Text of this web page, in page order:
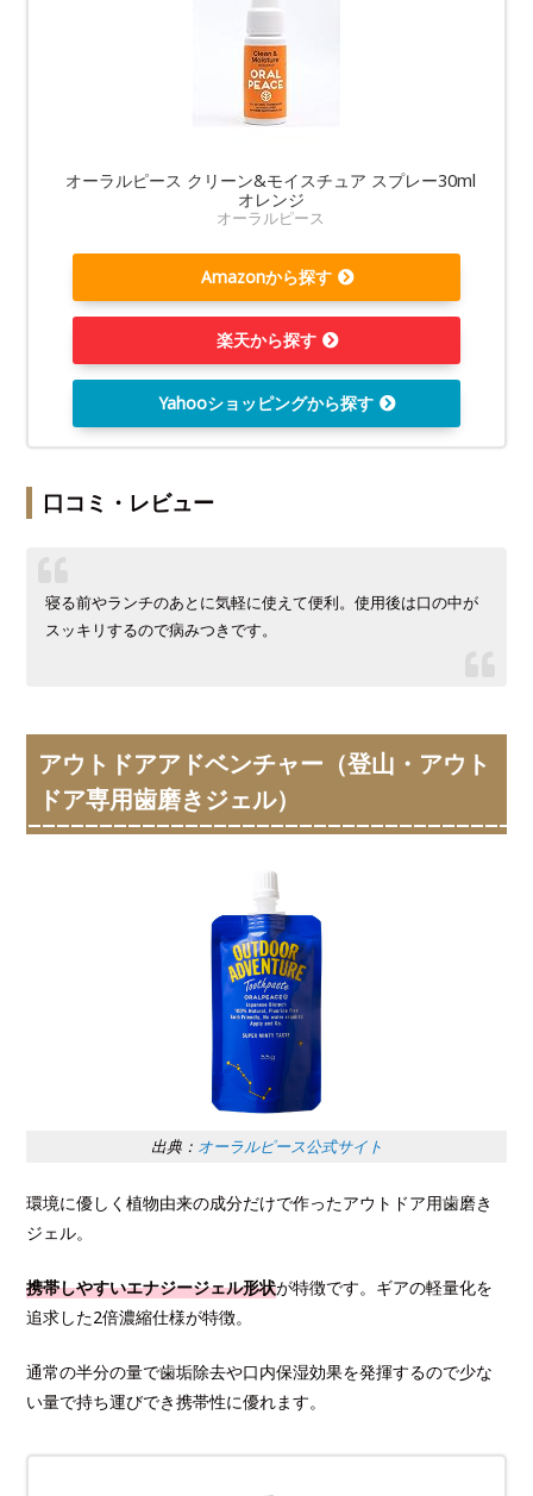
オーラルピース クリーン&モイスチュア スプレー30ml
オレンジ
オーラルピース
Amazonから探す
楽天から探す
Yahooショッピングから探す
口コミ・レビュー
寝る前やランチのあとに気軽に使えて便利。使用後は口の中が
スッキリするので病みつきです。
アウトドアアドベンチャー（登山・アウト
ドア専用歯磨きジェル）
出典： オーラルピース公式サイト
環境に優しく植物由来の成分だけで作ったアウトドア用歯磨き
ジェル。
携帯しやすいエナジージェル形状が特徴です。ギアの軽量化を
追求した2倍濃縮仕様が特徴。
通常の半分の量で歯垢除去や口内保湿効果を発揮するので少な
い量で持ち運びでき携帯性に優れます。